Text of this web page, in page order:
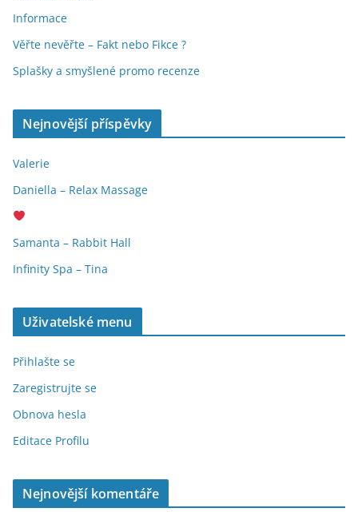
Informace
Věřte nevěřte – Fakt nebo Fikce ?
Splašky a smyšlené promo recenze
Nejnovější příspěvky
Valerie
Daniella – Relax Massage
Samanta – Rabbit Hall
Infinity Spa – Tina
Uživatelské menu
Přihlašte se
Zaregistrujte se
Obnova hesla
Editace Profilu
Nejnovější komentáře